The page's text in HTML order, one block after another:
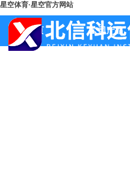
星空体育·星空官方网站
首页 公司产品